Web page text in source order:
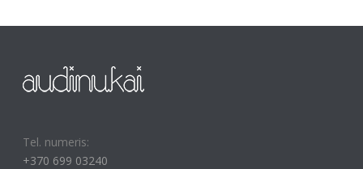
Tel. numeris:
+370 699 03240